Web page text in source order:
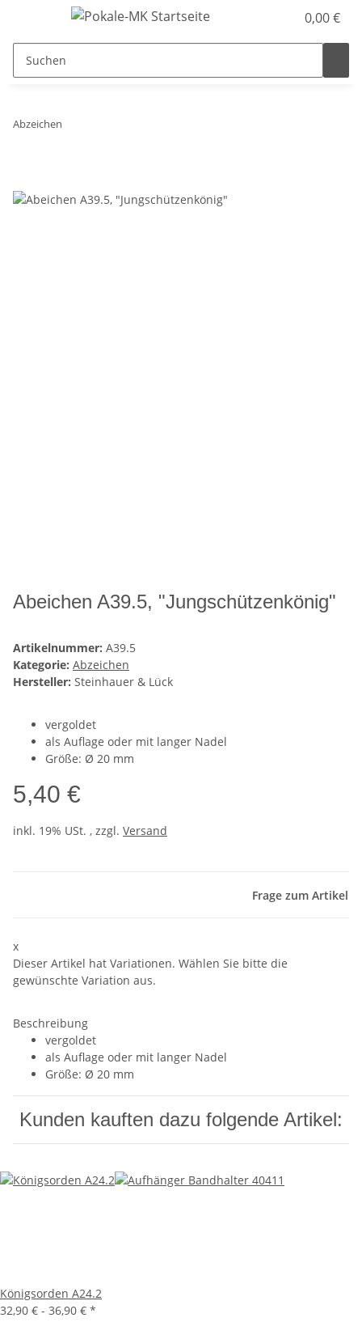
0,00 €
Abzeichen
Abeichen A39.5, "Jungschützenkönig"
Artikelnummer: A39.5
Kategorie: Abzeichen
Hersteller: Steinhauer & Lück
vergoldet
als Auflage oder mit langer Nadel
Größe: Ø 20 mm
5,40 €
inkl. 19% USt. , zzgl. Versand
Frage zum Artikel
x
Dieser Artikel hat Variationen. Wählen Sie bitte die
gewünschte Variation aus.
Beschreibung
vergoldet
als Auflage oder mit langer Nadel
Größe: Ø 20 mm
Kunden kauften dazu folgende Artikel:
Königsorden A24.2
32,90 € - 36,90 € *